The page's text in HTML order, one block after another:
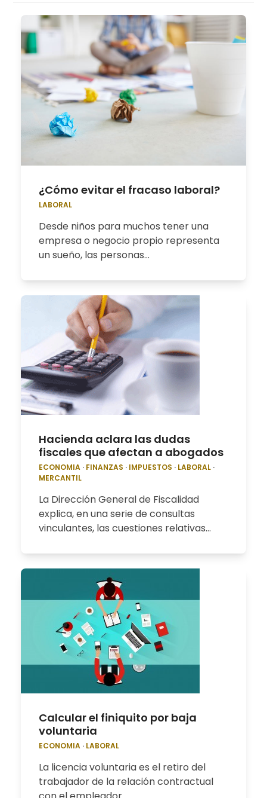
¿Cómo evitar el fracaso laboral?
LABORAL
Desde niños para muchos tener una
empresa o negocio propio representa
un sueño, las personas…
Hacienda aclara las dudas
fiscales que afectan a abogados
ECONOMIA· FINANZAS · IMPUESTOS · LABORAL·
MERCANTIL
La Dirección General de Fiscalidad
explica, en una serie de consultas
vinculantes, las cuestiones relativas…
Calcular el finiquito por baja
voluntaria
ECONOMIA· LABORAL
La licencia voluntaria es el retiro del
trabajador de la relación contractual